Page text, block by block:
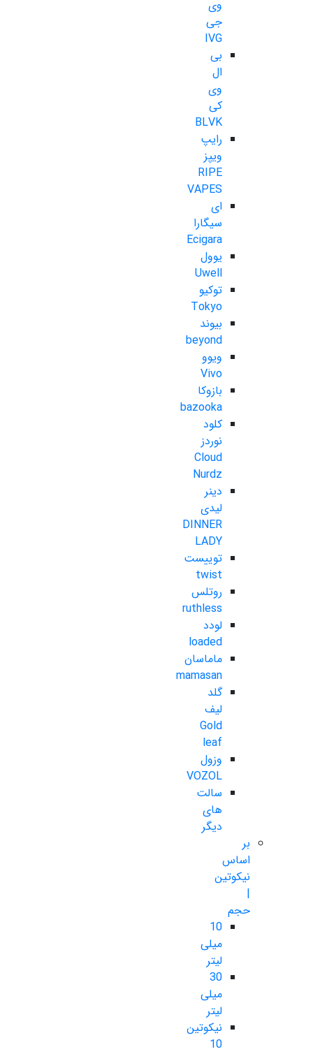
وی
جی
IVG
بی
ال
وی
کی
BLVK
رایپ
ویپز
RIPE
VAPES
ای
سیگارا
Ecigara
یوول
Uwell
توکیو
Tokyo
بیوند
beyond
ویوو
Vivo
بازوکا
bazooka
کلود
نوردز
Cloud
Nurdz
دینر
لیدی
DINNER
LADY
توییست
twist
روتلس
ruthless
لودد
loaded
ماماسان
mamasan
گلد
لیف
Gold
leaf
وزول
VOZOL
سالت
های
دیگر
بر
اساس
نیکوتین
|
حجم
10
میلی
لیتر
30
میلی
لیتر
نیکوتین
10